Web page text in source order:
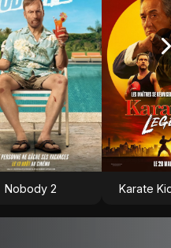
Nobody 2 Karate